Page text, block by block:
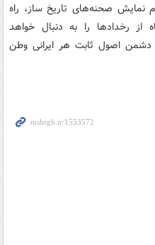
نمایش صحنه‌های تاریخ ساز، راه
از رخدادها را به دنبال خواهد
دشمن اصول ثابت هر ایرانی وطن